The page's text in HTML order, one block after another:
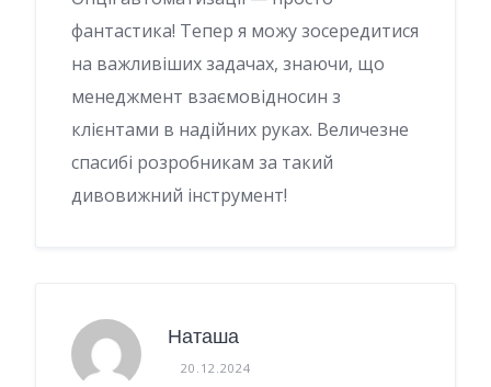
фантастика! Тепер я можу зосередитися
на важливіших задачах, знаючи, що
менеджмент взаємовідносин з
клієнтами в надійних руках. Величезне
спасибі розробникам за такий
дивовижний інструмент!
Наташа
20.12.2024